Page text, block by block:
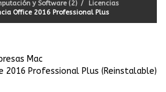
y Software (2)
Licencias
Office 2016 Professional Plus
Mac
2016 Professional Plus (Reinstalable)